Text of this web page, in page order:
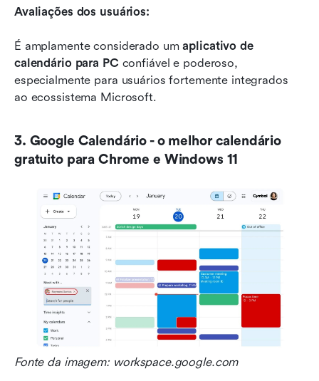
Avaliações dos usuários:
É amplamente considerado um aplicativo de
calendário para PC confiável e poderoso,
especialmente para usuários fortemente integrados
ao ecossistema Microsoft.
3. Google Calendário - o melhor calendário
gratuito para Chrome e Windows 11
Fonte da imagem: workspace.google.com